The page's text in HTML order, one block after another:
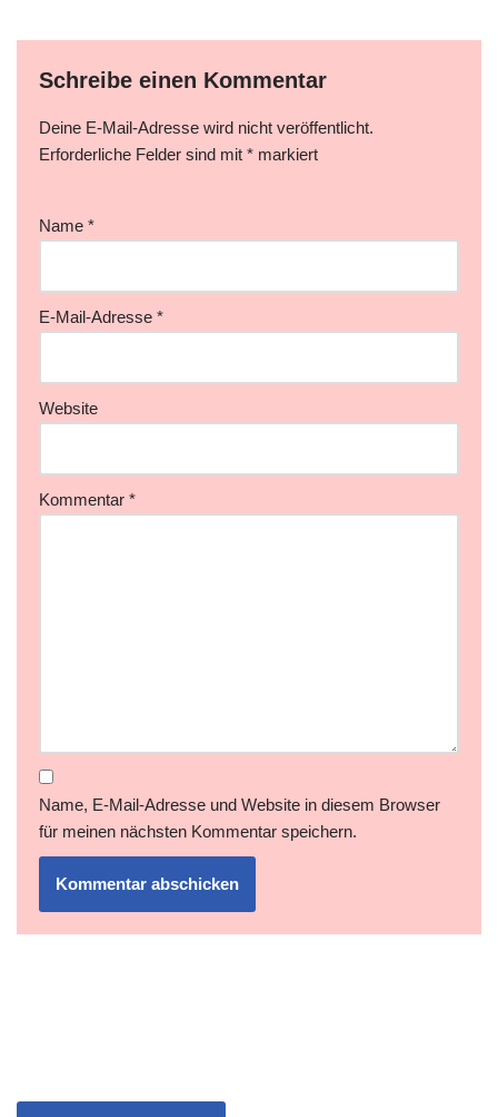
Schreibe einen Kommentar
Deine E-Mail-Adresse wird nicht veröffentlicht.
Erforderliche Felder sind mit * markiert
Name *
E-Mail-Adresse *
Website
Kommentar *
Name, E-Mail-Adresse und Website in diesem Browser
für meinen nächsten Kommentar speichern.